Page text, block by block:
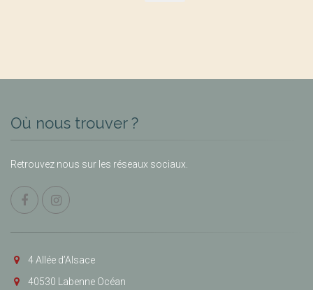
Où nous trouver ?
Retrouvez nous sur les réseaux sociaux.
4 Allée d’Alsace
40530 Labenne Océan